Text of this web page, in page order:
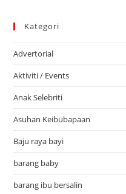
Kategori
Advertorial
Aktiviti / Events
Anak Selebriti
Asuhan Keibubapaan
Baju raya bayi
barang baby
barang ibu bersalin